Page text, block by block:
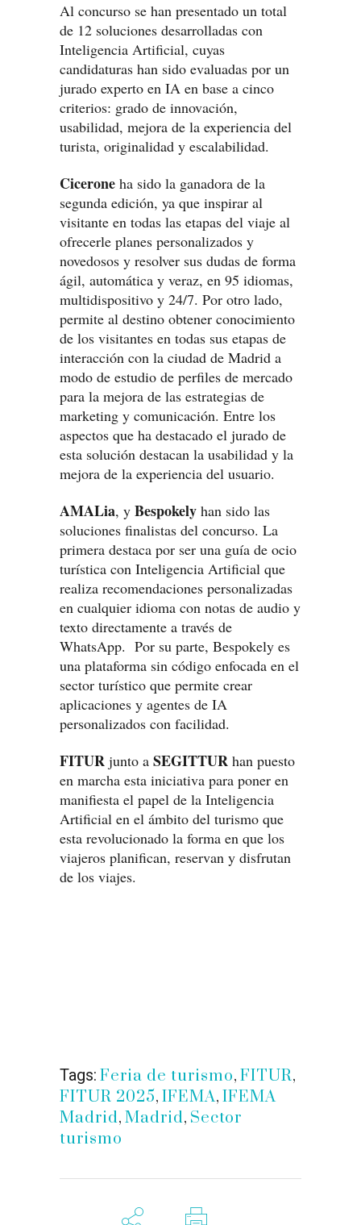
Al concurso se han presentado un total
de 12 soluciones desarrolladas con
Inteligencia Artificial, cuyas
candidaturas han sido evaluadas por un
jurado experto en IA en base a cinco
criterios: grado de innovación,
usabilidad, mejora de la experiencia del
turista, originalidad y escalabilidad.
Cicerone ha sido la ganadora de la
segunda edición, ya que inspirar al
visitante en todas las etapas del viaje al
ofrecerle planes personalizados y
novedosos y resolver sus dudas de forma
ágil, automática y veraz, en 95 idiomas,
multidispositivo y 24/7. Por otro lado,
permite al destino obtener conocimiento
de los visitantes en todas sus etapas de
interacción con la ciudad de Madrid a
modo de estudio de perfiles de mercado
para la mejora de las estrategias de
marketing y comunicación. Entre los
aspectos que ha destacado el jurado de
esta solución destacan la usabilidad y la
mejora de la experiencia del usuario.
AMALia, y Bespokely han sido las
soluciones finalistas del concurso. La
primera destaca por ser una guía de ocio
turística con Inteligencia Artificial que
realiza recomendaciones personalizadas
en cualquier idioma con notas de audio y
texto directamente a través de
WhatsApp. Por su parte, Bespokely es
una plataforma sin código enfocada en el
sector turístico que permite crear
aplicaciones y agentes de IA
personalizados con facilidad.
FITUR junto a SEGITTUR han puesto
en marcha esta iniciativa para poner en
manifiesta el papel de la Inteligencia
Artificial en el ámbito del turismo que
esta revolucionado la forma en que los
viajeros planifican, reservan y disfrutan
de los viajes.
Tags: Feria de turismo, FITUR,
FITUR 2025, IFEMA, IFEMA
Madrid, Madrid, Sector
turismo